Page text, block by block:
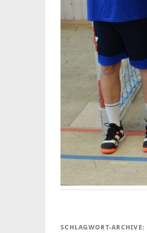
SCHLAGWORT-ARCHIVE: